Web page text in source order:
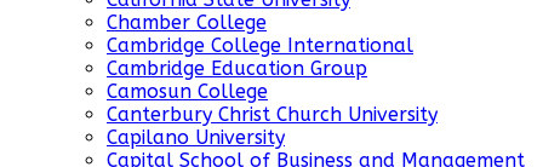
Chamber College
Cambridge College International
Cambridge Education Group
Camosun College
Canterbury Christ Church University
Capilano University
Capital School of Business and Management